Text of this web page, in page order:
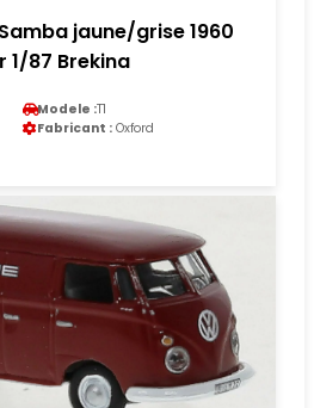
jaune/grise 1960
87 Brekina
Modele :T1
Fabricant : Oxford